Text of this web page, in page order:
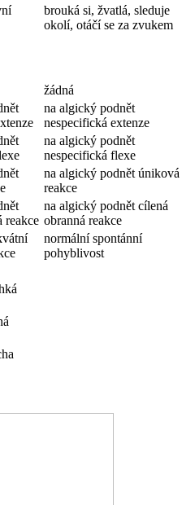
brouká si, žvatlá, sleduje
okolí, otáčí se za zvukem
žádná
na algický podnět
nespecifická extenze
na algický podnět
nespecifická flexe
na algický podnět úniková
reakce
reakce
na algický podnět cílená
obranná reakce
normální spontánní
pohyblivost